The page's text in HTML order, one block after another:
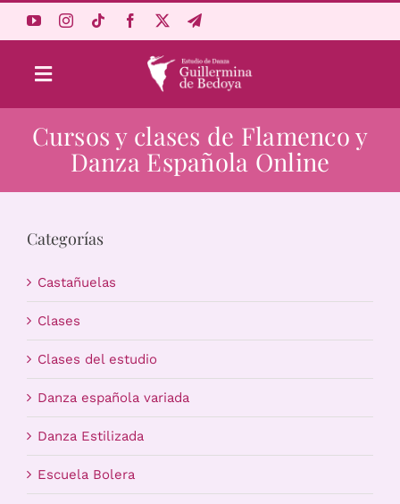
Toggle
Navigation
Aprende Online
Estudio
Carrito
Cursos y clases de Flamenco y
Danza Española Online
Categorías
Castañuelas
Clases
Clases del estudio
Danza española variada
Danza Estilizada
Escuela Bolera